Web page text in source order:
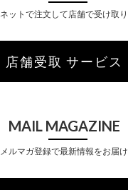
ネットで注文して店舗で受け取り
店舗受取 サービス
MAIL MAGAZINE
メルマガ登録で最新情報をお届け